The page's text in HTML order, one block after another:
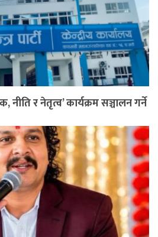
नीति र नेतृत्व’ कार्यक्रम सञ्चालन गर्ने